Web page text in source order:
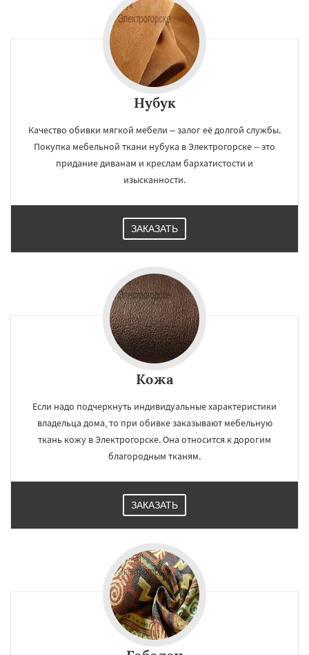
Электроугли
Яхрома
Бобров
Большие Вяземы Быково
Деденево Жилево
Запрудная Заречье
Измайлово Икша
Лесной
Лопатино Лотошино
Михнево
Монино Нахабино Некрасовское
Решетниково Родники
Свердловск
Северный Софрино Томилино
Нубук
Качество обивки мягкой мебели – залог её долгой службы.
Покупка мебельной ткани нубука в Электрогорске -- это
придание диванам и креслам бархатистости и
изысканности.
ЗАКАЗАТЬ
Кожа
Если надо подчеркнуть индивидуальные характеристики
владельца дома, то при обивке заказывают мебельную
ткань кожу в Электрогорске. Она относится к дорогим
благородным тканям.
ЗАКАЗАТЬ
Даю согласие на обработку персональных данных